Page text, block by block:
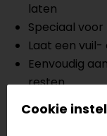
laten
Speciaal
Laat een
Eenvoudig
resten
Ideaal voor
Cookie